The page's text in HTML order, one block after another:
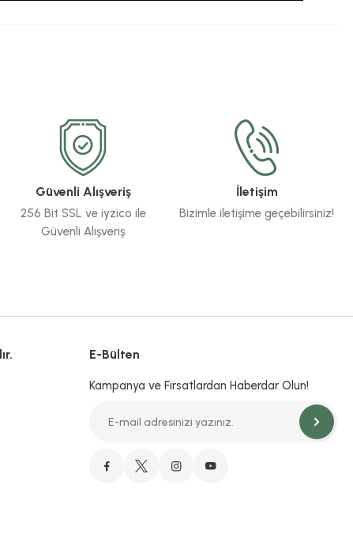
Güvenli Alışveriş
256 Bit SSL ve iyzico ile
Güvenli Alışveriş
İletişim
Bizimle iletişime geçebilirsiniz!
E-Bülten
Kampanya ve Fırsatlardan Haberdar Olun!